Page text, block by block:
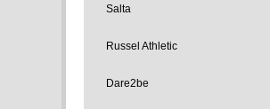
Salta
Russel Athletic
Dare2be